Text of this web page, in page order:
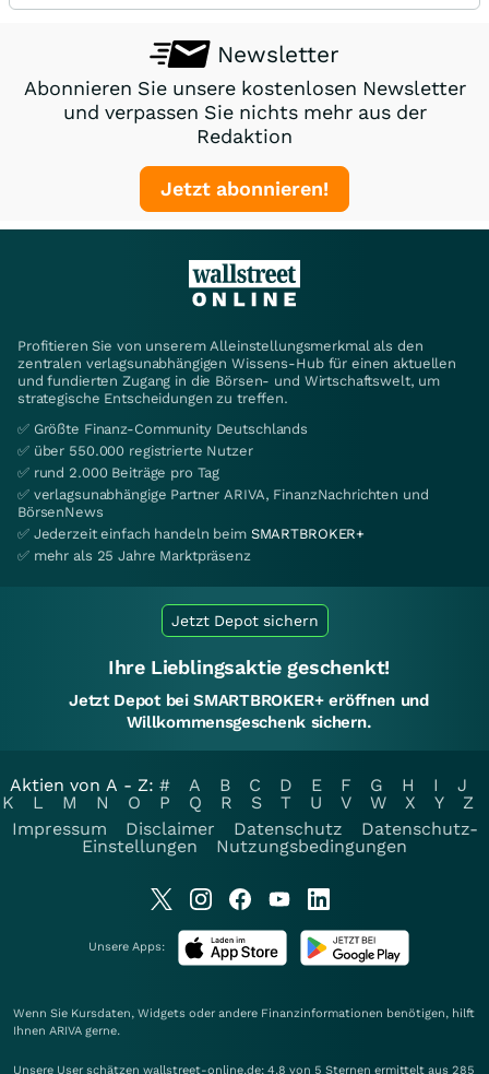
Newsletter
Abonnieren Sie unsere kostenlosen Newsletter
und verpassen Sie nichts mehr aus der
Redaktion
Jetzt abonnieren!
Profitieren Sie von unserem Alleinstellungsmerkmal als den
zentralen verlagsunabhängigen Wissens-Hub für einen aktuellen
und fundierten Zugang in die Börsen- und Wirtschaftswelt, um
strategische Entscheidungen zu treffen.
✅ Größte Finanz-Community Deutschlands
✅ über 550.000 registrierte Nutzer
✅ rund 2.000 Beiträge pro Tag
✅ verlagsunabhängige Partner ARIVA, FinanzNachrichten und
BörsenNews
✅ Jederzeit einfach handeln beim SMARTBROKER+
✅ mehr als 25 Jahre Marktpräsenz
Jetzt Depot sichern
Ihre Lieblingsaktie geschenkt!
Jetzt Depot bei SMARTBROKER+ eröffnen und
Willkommensgeschenk sichern.
Aktien von A - Z: # A B C D E F G H I
J
K
L M N O P Q R S T U V W X Y
Z
Impressum
Disclaimer Datenschutz
Datenschutz-
Einstellungen
Nutzungsbedingungen
Unsere Apps:
Wenn Sie Kursdaten, Widgets oder andere Finanzinformationen benötigen, hilft
Ihnen ARIVA gerne.
Unsere User schätzen wallstreet-online.de: 4.8 von 5 Sternen ermittelt aus 285